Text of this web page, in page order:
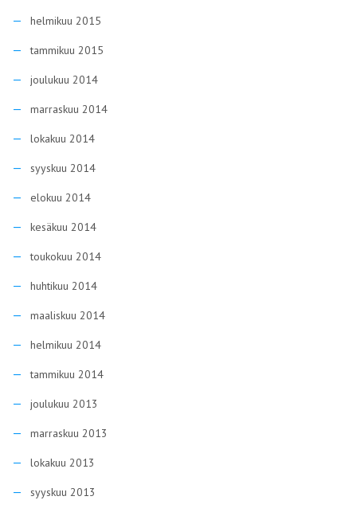
helmikuu 2015
tammikuu 2015
joulukuu 2014
marraskuu 2014
lokakuu 2014
syyskuu 2014
elokuu 2014
kesäkuu 2014
toukokuu 2014
huhtikuu 2014
maaliskuu 2014
helmikuu 2014
tammikuu 2014
joulukuu 2013
marraskuu 2013
lokakuu 2013
syyskuu 2013